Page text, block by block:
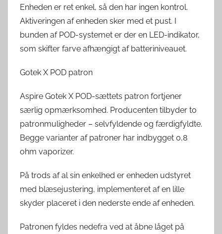
Enheden er ret enkel, så den har ingen kontrol.
Aktiveringen af enheden sker med et pust. I
bunden af POD-systemet er der en LED-indikator,
som skifter farve afhængigt af batteriniveauet.
Gotek X POD patron
Aspire Gotek X POD-sættets patron fortjener
særlig opmærksomhed. Producenten tilbyder to
patronmuligheder – selvfyldende og færdigfyldte.
Begge varianter af patroner har indbygget 0,8
ohm vaporizer.
På trods af al sin enkelhed er enheden udstyret
med blæsejustering, implementeret af en lille
skyder placeret i den nederste ende af enheden.
Patronen fyldes nedefra ved at åbne låget på